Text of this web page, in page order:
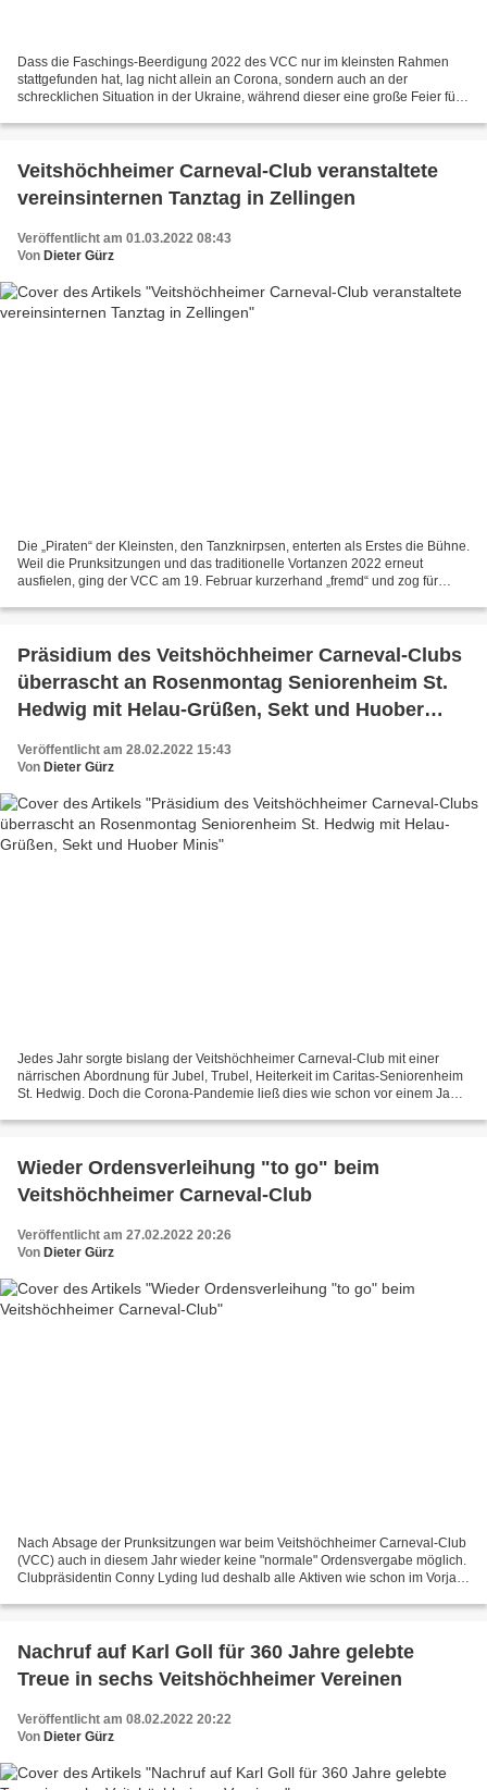
Dass die Faschings-Beerdigung 2022 des VCC nur im kleinsten Rahmen
stattgefunden hat, lag nicht allein an Corona, sondern auch an der
schrecklichen Situation in der Ukraine, während dieser eine große Feier für
Veitshöchheimer Carneval-Club veranstaltete
vereinsinternen Tanztag in Zellingen
Veröffentlicht am 01.03.2022 08:43
Von Dieter Gürz
Die „Piraten“ der Kleinsten, den Tanzknirpsen, enterten als Erstes die Bühne.
Weil die Prunksitzungen und das traditionelle Vortanzen 2022 erneut
ausfielen, ging der VCC am 19. Februar kurzerhand „fremd“ und zog für
Präsidium des Veitshöchheimer Carneval-Clubs
überrascht an Rosenmontag Seniorenheim St.
Hedwig mit Helau-Grüßen, Sekt und Huober
Veröffentlicht am 28.02.2022 15:43
Von Dieter Gürz
Jedes Jahr sorgte bislang der Veitshöchheimer Carneval-Club mit einer
närrischen Abordnung für Jubel, Trubel, Heiterkeit im Caritas-Seniorenheim
St. Hedwig. Doch die Corona-Pandemie ließ dies wie schon vor einem Jahr
Wieder Ordensverleihung "to go" beim
Veitshöchheimer Carneval-Club
Veröffentlicht am 27.02.2022 20:26
Von Dieter Gürz
Nach Absage der Prunksitzungen war beim Veitshöchheimer Carneval-Club
(VCC) auch in diesem Jahr wieder keine "normale" Ordensvergabe möglich.
Clubpräsidentin Conny Lyding lud deshalb alle Aktiven wie schon im Vorjahr
Nachruf auf Karl Goll für 360 Jahre gelebte
Treue in sechs Veitshöchheimer Vereinen
Veröffentlicht am 08.02.2022 20:22
Von Dieter Gürz